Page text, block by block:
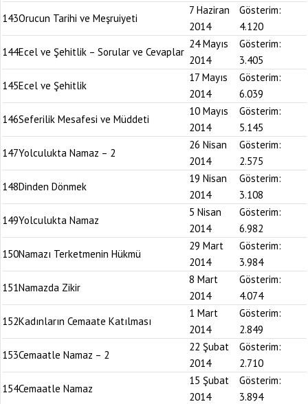
143Orucun Tarihi ve Meşruiyeti
7 Haziran
2014
Gösterim:
4.120
144Ecel ve Şehitlik – Sorular ve Cevaplar
24 Mayıs
2014
Gösterim:
3.405
145Ecel ve Şehitlik
17 Mayıs
2014
Gösterim:
6.039
146Seferilik Mesafesi ve Müddeti
10 Mayıs
2014
Gösterim:
5.145
147Yolculukta Namaz – 2
26 Nisan
2014
Gösterim:
2.575
148Dinden Dönmek
19 Nisan
2014
Gösterim:
3.108
149Yolculukta Namaz
5 Nisan
2014
Gösterim:
6.982
150Namazı Terketmenin Hükmü
29 Mart
2014
Gösterim:
3.984
151Namazda Zikir
8 Mart
2014
Gösterim:
4.074
152Kadınların Cemaate Katılması
1 Mart
2014
Gösterim:
2.849
153Cemaatle Namaz – 2
22 Şubat
2014
Gösterim:
2.710
154Cemaatle Namaz
15 Şubat
2014
Gösterim:
3.894